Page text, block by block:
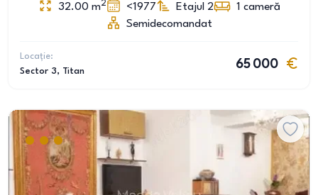
32.00 m2 <1977 Etajul 2 1 cameră
Semidecomandat
Locație:
Sector 3, Titan
65 000